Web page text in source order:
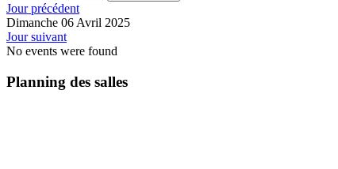
Jour précédent
Dimanche 06 Avril 2025
Jour suivant
No events were found
Planning des salles